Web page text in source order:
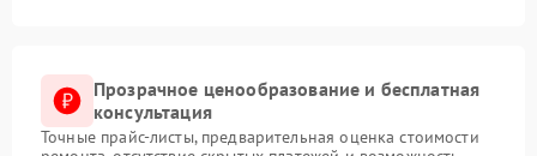
Прозрачное ценообразование и бесплатная
консультация
Точные прайс-листы, предварительная оценка стоимости